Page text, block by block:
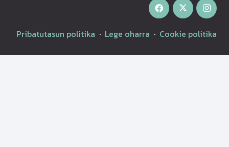
Pribatutasun politika · Lege oharra · Cookie politika